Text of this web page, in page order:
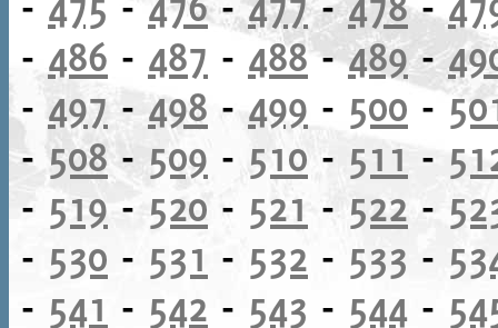
- 486 - 487 - 488-489-
- 497 -498 - 499 - 500 -
-508- 509 - 510- 511 -
- 519 - 520 - 521 - 522 -
- 530 - 531 - 532 - 533 -
- 541 - 542 - 543 - 544 -